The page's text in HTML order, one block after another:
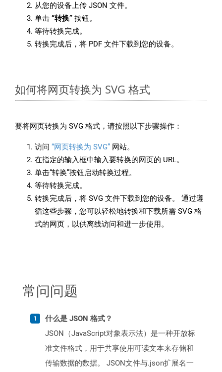
从您的设备上传 JSON 文件。
单击 “转换” 按钮。
等待转换完成。
转换完成后，将 PDF 文件下载到您的设备。
如何将网页转换为 SVG 格式
要将网页转换为 SVG 格式，请按照以下步骤操作：
访问 “网页转换为 SVG” 网站。
在指定的输入框中输入要转换的网页的 URL。
单击“转换”按钮启动转换过程。
等待转换完成。
转换完成后，将 SVG 文件下载到您的设备。 通过遵
循这些步骤，您可以轻松地转换和下载所需 SVG 格
式的网页，以供离线访问和进一步使用。
常问问题
什么是 JSON 格式？
JSON（JavaScript对象表示法）是一种开放标
准文件格式，用于共享使用可读文本来存储和
传输数据的数据。 JSON文件与.json扩展名一